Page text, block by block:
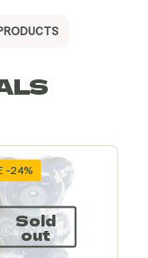
-24%
Sold
out